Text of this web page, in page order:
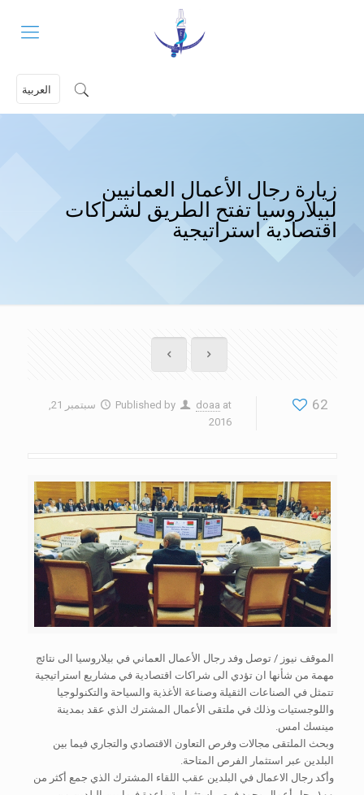
العربية
زيارة رجال الأعمال العمانيين
لبيلاروسيا تفتح الطريق لشراكات
اقتصادية استراتيجية
62
Published by doaa at
سبتمبر 21,
2016
الموقف نيوز / توصل وفد رجال الأعمال العماني في بيلاروسيا الى نتائج
مهمة من شأنها ان تؤدي الى شراكات اقتصادية في مشاريع استراتيجية
تتمثل في الصناعات الثقيلة وصناعة الأغذية والسياحة والتكنولوجيا
واللوجستيات وذلك في ملتقى الأعمال المشترك الذي عقد بمدينة
مينسك امس.
وبحث الملتقى مجالات وفرص التعاون الاقتصادي والتجاري فيما بين
البلدين عبر استثمار الفرص المتاحة.
وأكد رجال الاعمال في البلدين عقب اللقاء المشترك الذي جمع أكثر من